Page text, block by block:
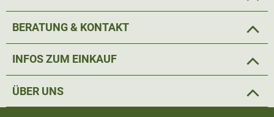
den Wetterbedingungen anpassen.
Material; 100% Polyester; Futter: 100% Polyamid
BERATUNG & KONTAKT
INFOS ZUM EINKAUF
ÜBER UNS